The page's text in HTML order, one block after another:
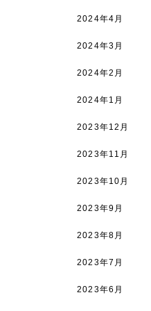
2024年4月
2024年3月
2024年2月
2024年1月
2023年12月
2023年11月
2023年10月
2023年9月
2023年8月
2023年7月
2023年6月